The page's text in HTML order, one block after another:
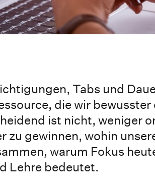
Tabs und
die wir
ist nicht, weniger
zu gewinnen, wohin
warum Fokus
Lehre bedeutet.